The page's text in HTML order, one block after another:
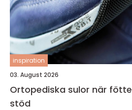
inspiration
03. August 2026
Ortopediska sulor när fötterna behöver mer
stöd